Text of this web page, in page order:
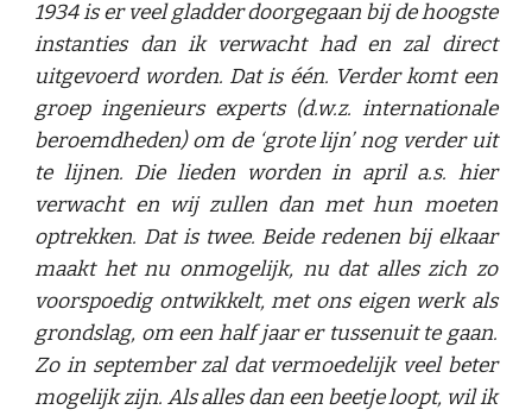
1934 is er veel gladder doorgegaan bij de hoogste
instanties dan ik verwacht had en zal direct
uitgevoerd worden. Dat is één. Verder komt een
groep ingenieurs experts (d.w.z. internationale
beroemdheden) om de ‘grote lijn’ nog verder uit
te lijnen. Die lieden worden in april a.s. hier
verwacht en wij zullen dan met hun moeten
optrekken. Dat is twee. Beide redenen bij elkaar
maakt het nu onmogelijk, nu dat alles zich zo
voorspoedig ontwikkelt, met ons eigen werk als
grondslag, om een half jaar er tussenuit te gaan.
Zo in september zal dat vermoedelijk veel beter
mogelijk zijn. Als alles dan een beetje loopt, wil ik